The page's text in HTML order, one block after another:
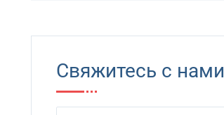
Свяжитесь с нами